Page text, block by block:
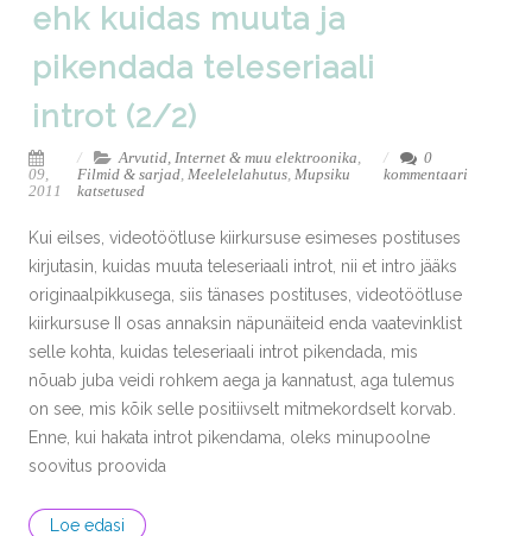
ehk kuidas muuta ja
pikendada teleseriaali
introt (2/2)
09,
2011
Arvutid, Internet & muu elektroonika,
Filmid & sarjad,Meelelelahutus,Mupsiku
katsetused
0
kommentaari
Kui eilses, videotöötluse kiirkursuse esimeses postituses
kirjutasin, kuidas muuta teleseriaali introt, nii et intro jääks
originaalpikkusega, siis tänases postituses, videotöötluse
kiirkursuse II osas annaksin näpunäiteid enda vaatevinklist
selle kohta, kuidas teleseriaali introt pikendada, mis
nõuab juba veidi rohkem aega ja kannatust, aga tulemus
on see, mis kõik selle positiivselt mitmekordselt korvab.
Enne, kui hakata introt pikendama, oleks minupoolne
soovitus proovida
Loe edasi